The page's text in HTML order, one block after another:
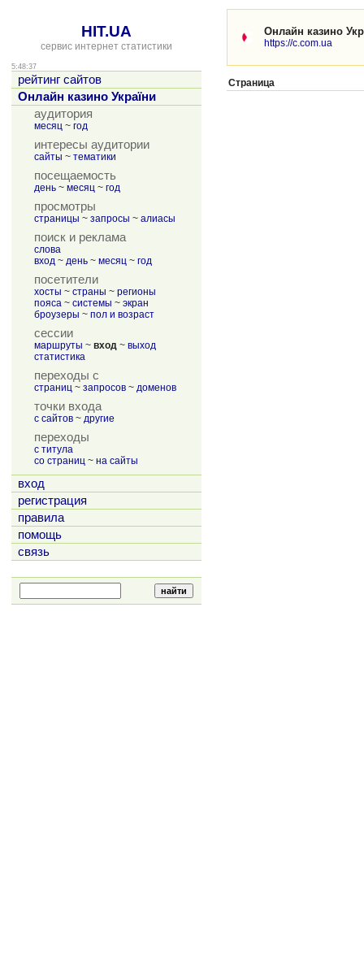
HIT.UA
сервис интернет статистики
5:48:37
рейтинг сайтов
Онлайн казино України
аудитория
месяц ~ год
интересы аудитории
сайты ~ тематики
посещаемость
день ~ месяц ~ год
просмотры
страницы ~ запросы ~ алиасы
поиск и реклама
слова
вход ~ день ~ месяц ~ год
посетители
хосты ~ страны ~ регионы
пояса ~ системы ~ экран
броузеры ~ пол и возраст
сессии
маршруты ~ вход ~ выход
статистика
переходы с
страниц ~ запросов ~ доменов
точки входа
с сайтов ~ другие
переходы
с титула
со страниц ~ на сайты
вход
регистрация
правила
помощь
связь
Онлайн казино
https://c.com.ua
Страница